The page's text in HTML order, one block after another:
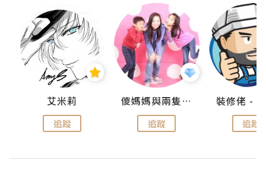
艾米莉
追蹤
儍媽媽與兩隻小魔怪之家
追蹤 追蹤